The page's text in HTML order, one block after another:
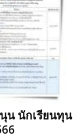
น นักเรียนทุน